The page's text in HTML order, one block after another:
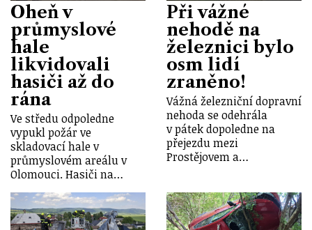
Oheň v
průmyslové
hale
likvidovali
hasiči až do
rána
Ve středu odpoledne
vypukl požár ve
skladovací hale v
průmyslovém areálu v
Olomouci. Hasiči na…
Při vážné
nehodě na
železnici bylo
osm lidí
zraněno!
Vážná železniční dopravní
nehoda se odehrála
v pátek dopoledne na
přejezdu mezi
Prostějovem a…